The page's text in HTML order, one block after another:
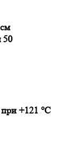
50
+121 °С